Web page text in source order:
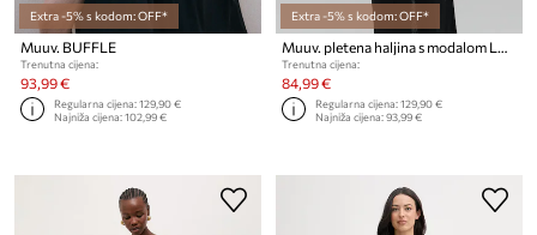
Extra -5% s kodom: OFF*
Muuv. BUFFLE
Trenutna cijena:
93,99 €
Regularna cijena:129,90 €
Najniža cijena:102,99 €
Extra -5% s kodom: OFF*
Trenutna cijena:
84,99 €
Regularna cijena:129,90 €
Najniža cijena:93,99 €